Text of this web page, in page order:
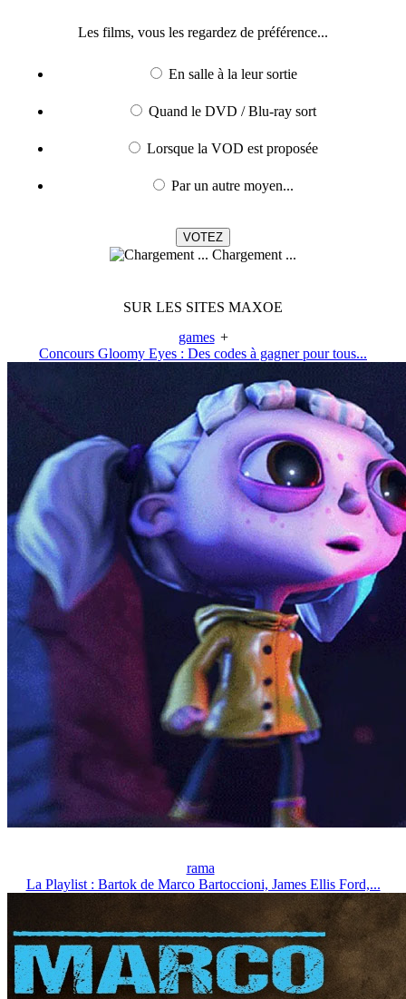
Les films, vous les regardez de préférence...
En salle à la leur sortie
Quand le DVD / Blu-ray sort
Lorsque la VOD est proposée
Par un autre moyen...
Chargement ...
SUR LES SITES MAXOE
games +
Concours Gloomy Eyes : Des codes à gagner pour tous...
rama
La Playlist : Bartok de Marco Bartoccioni, James Ellis Ford,...